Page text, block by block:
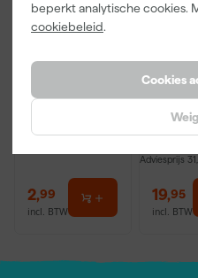
beperkt analytische cookies.
cookiebeleid.
Cookies
Economy S
10cm Roller -
Maandag
2,99
incl. BTW
Adviesprijs
19,95
incl. BTW